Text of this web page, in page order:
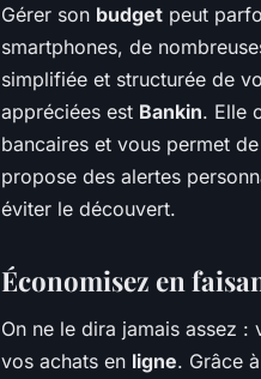
Gérer son budget peut
smartphones, de
simplifiée et structurée de
appréciées est Bankin. Elle
bancaires et vous permet
propose des alertes
éviter le découvert.
Économisez en
On ne le dira jamais assez
vos achats en ligne. Grâce